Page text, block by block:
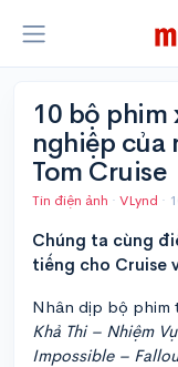
10 bộ phim
nghiệp của
Tom Cruise
Tin điện ảnh · VLynd ·
Chúng ta cùng
tiếng cho Cruise
Nhân dịp bộ phim
Khả Thi – Nhiệm
Impossible –